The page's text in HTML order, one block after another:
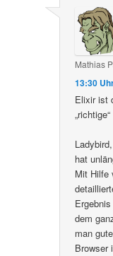
Mathias
13:30
Elixir ist
hat
Mit Hilfe
dem
man
Browser